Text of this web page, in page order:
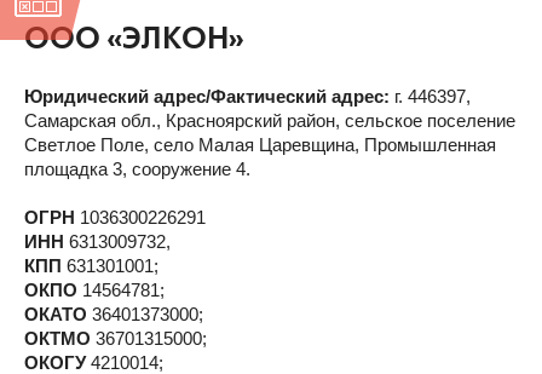
OOO «ЭЛКОН»
Юридический адрес/Фактический адрес: г. 446397,
Самарская обл., Красноярский район, сельское поселение
Светлое Поле, село Малая Царевщина, Промышленная
площадка 3, сооружение 4.
ОГРН 1036300226291
ИНН 6313009732,
КПП 631301001;
ОКПО 14564781;
ОКАТО 36401373000;
ОКТМО 36701315000;
ОКОГУ4210014;